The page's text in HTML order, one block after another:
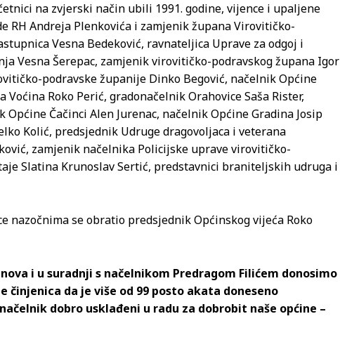
na zvjerski način ubili 1991. godine, vijence i upaljene
RH Andreja Plenkovića i zamjenik župana Virovitičko-
Vesna Bedeković, ravnateljica Uprave za odgoj i
Vesna Šerepac, zamjenik virovitičko-podravskog župana Igor
podravske županije Dinko Begović, načelnik Općine
Roko Perić, gradonačelnik Orahovice Saša Rister,
Čačinci Alen Jurenac, načelnik Općine Gradina Josip
Kolić, predsjednik Udruge dragovoljaca i veterana
zamjenik načelnika Policijske uprave virovitičko-
Slatina Krunoslav Sertić, predstavnici braniteljskih udruga i
nazočnima se obratio predsjednik Općinskog vijeća Roko
i u suradnji s načelnikom Predragom Filićem donosimo
činjenica da je više od 99 posto akata doneseno
dobro usklađeni u radu za dobrobit naše općine –